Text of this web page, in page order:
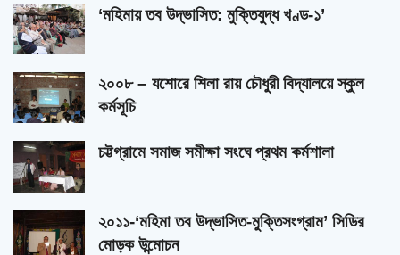
‘মহিমায় তব উদ্ভাসিত: মুক্তিযুদ্ধ খণ্ড-১’
২০০৮ – যশোরে শিলা রায় চৌধুরী বিদ্যালয়ে স্কুল
কর্মসূচি
চট্টগ্রামে সমাজ সমীক্ষা সংঘে প্রথম কর্মশালা
২০১১-‘মহিমা তব উদ্ভাসিত-মুক্তিসংগ্রাম’ সিডির
মোড়ক উন্মোচন